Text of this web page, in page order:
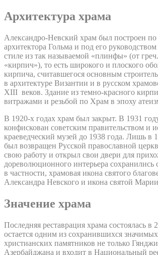
Архитектура храма
Александро-Невский храм был построен по
архитектора Гольма и под его
стиле из так называемой «плинфы» (от
«кирпич»), то есть широкого и плоского
кирпича, считавшегося основным
в архитектуре Византии и в русском
XIII веков. Здание из темно-красного
витражами и резьбой по Храм в эпоху
В 1920-х годах храм был закрыт. В 1931
конфискован советским правительством и
краеведческий музей до 1938 года. Лишь в
был возвращен Русской православной
свою работу и открыл свои двери для
дореволюционного интерьера
в частности, храмовая икона святого
Александра Невского и икона святой
Значение храма
Последняя реставрация храма состоялась в
остается одним из сохранившихся
христианских памятников не только
Азербайджана и входит в Национальный